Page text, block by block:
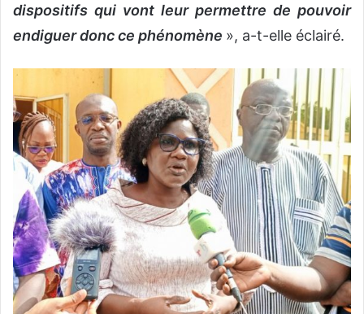
dispositifs qui vont leur permettre de pouvoir
endiguer donc ce phénomène », a-t-elle éclairé.